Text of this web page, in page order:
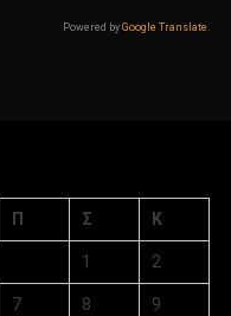
Powered byGoogle Translate .
Π Σ Κ
1 2
7 8 9